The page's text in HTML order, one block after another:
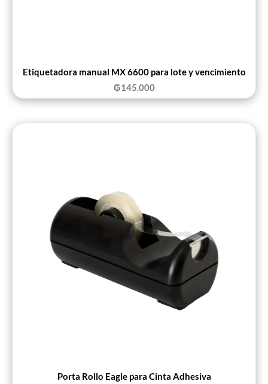
Etiquetadora manual MX 6600 para lote y vencimiento
₲145.000
Porta Rollo Eagle para Cinta Adhesiva